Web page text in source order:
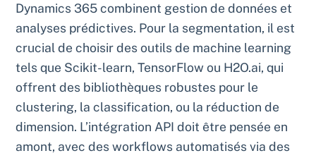
Dynamics 365 combinent gestion de données et
analyses prédictives. Pour la segmentation, il est
crucial de choisir des outils de machine learning
tels que Scikit-learn, TensorFlow ou H2O.ai, qui
offrent des bibliothèques robustes pour le
clustering, la classification, ou la réduction de
dimension. L’intégration API doit être pensée en
amont, avec des workflows automatisés via des